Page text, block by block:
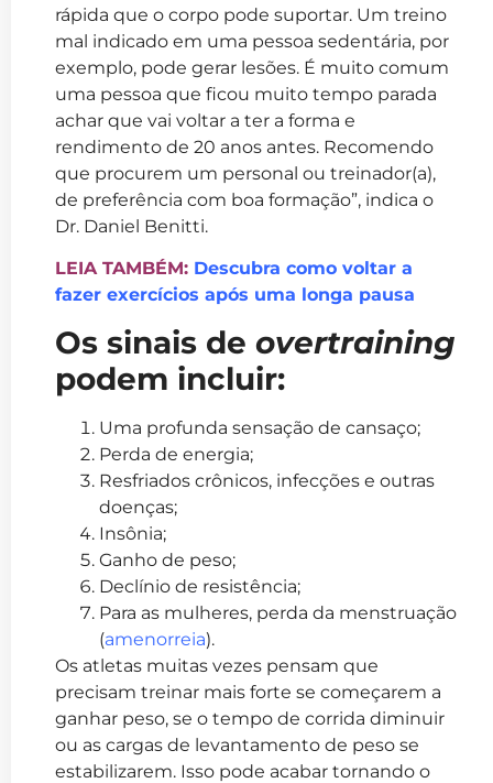
rápida que o corpo pode suportar. Um treino
mal indicado em uma pessoa sedentária, por
exemplo, pode gerar lesões. É muito comum
uma pessoa que ficou muito tempo parada
achar que vai voltar a ter a forma e
rendimento de 20 anos antes. Recomendo
que procurem um personal ou treinador(a),
de preferência com boa formação”, indica o
Dr. Daniel Benitti.
LEIA TAMBÉM: Descubra como voltar a
fazer exercícios após uma longa pausa
Os sinais de overtraining
podem incluir:
Uma profunda sensação de cansaço;
Perda de energia;
Resfriados crônicos, infecções e outras
doenças;
Insônia;
Ganho de peso;
Declínio de resistência;
Para as mulheres, perda da menstruação
(amenorreia).
Os atletas muitas vezes pensam que
precisam treinar mais forte se começarem a
ganhar peso, se o tempo de corrida diminuir
ou as cargas de levantamento de peso se
estabilizarem. Isso pode acabar tornando o